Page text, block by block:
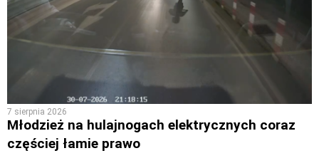
7 sierpnia 2026
Młodzież na hulajnogach elektrycznych coraz
częściej łamie prawo